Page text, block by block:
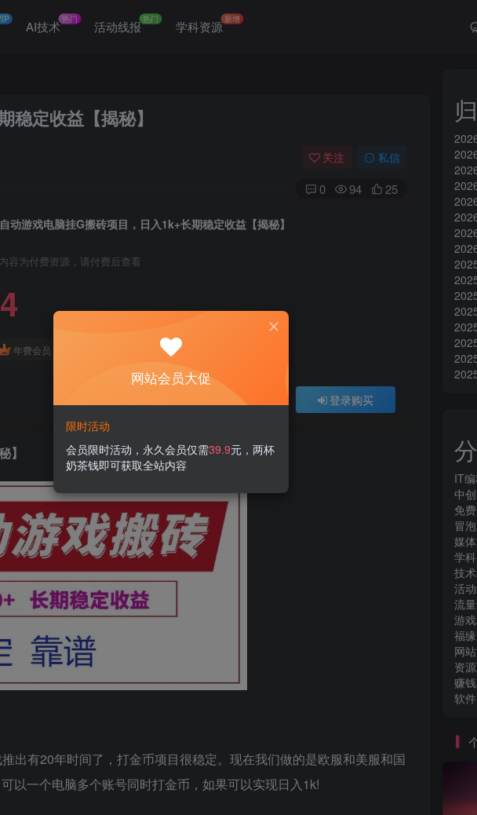
AI技术热门 活动线报热门 学科资源 新增
定收益【揭秘】
关注 私信
0 94 25
动游戏电脑挂G搬砖项目，日入1k+长期稳定收益【揭秘】
容为付费资源，请付费后查看
4
年费会员 免费
登录购买
】
出有20年时间了，打金币项目很稳定。现在我们做的是欧服和美服和国
以一个电脑多个账号同时打金币，如果可以实现日入1k!
IT
中
免
冒
媒
学
技
活
流
游
福
网
资
赚
软件
网站会员大促
限时活动
会员限时活动，永久会员仅需39.9元，两杯
奶茶钱即可获取全站内容